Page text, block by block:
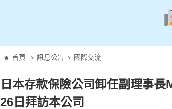
首頁 訊息公告 國際交流
日本存款保險公司卸任副理事
26日拜訪本公司